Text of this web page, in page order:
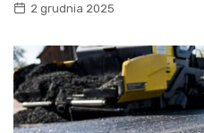
2 grudnia 2025